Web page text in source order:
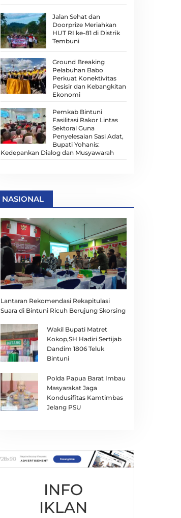
Jalan Sehat dan
Doorprize Meriahkan
HUT RI ke-81 di Distrik
Tembuni
Ground Breaking
Pelabuhan Babo
Perkuat Konektivitas
Pesisir dan Kebangkitan
Ekonomi
Pemkab Bintuni
Fasilitasi Rakor Lintas
Sektoral Guna
Penyelesaian Sasi Adat,
Bupati Yohanis:
Kedepankan Dialog dan Musyawarah
NASIONAL
Lantaran Rekomendasi Rekapitulasi
Suara di Bintuni Ricuh Berujung Skorsing
Wakil Bupati Matret
Kokop,SH Hadiri Sertijab
Dandim 1806 Teluk
Bintuni
Polda Papua Barat Imbau
Masyarakat Jaga
Kondusifitas Kamtimbas
Jelang PSU
INFO
IKLAN